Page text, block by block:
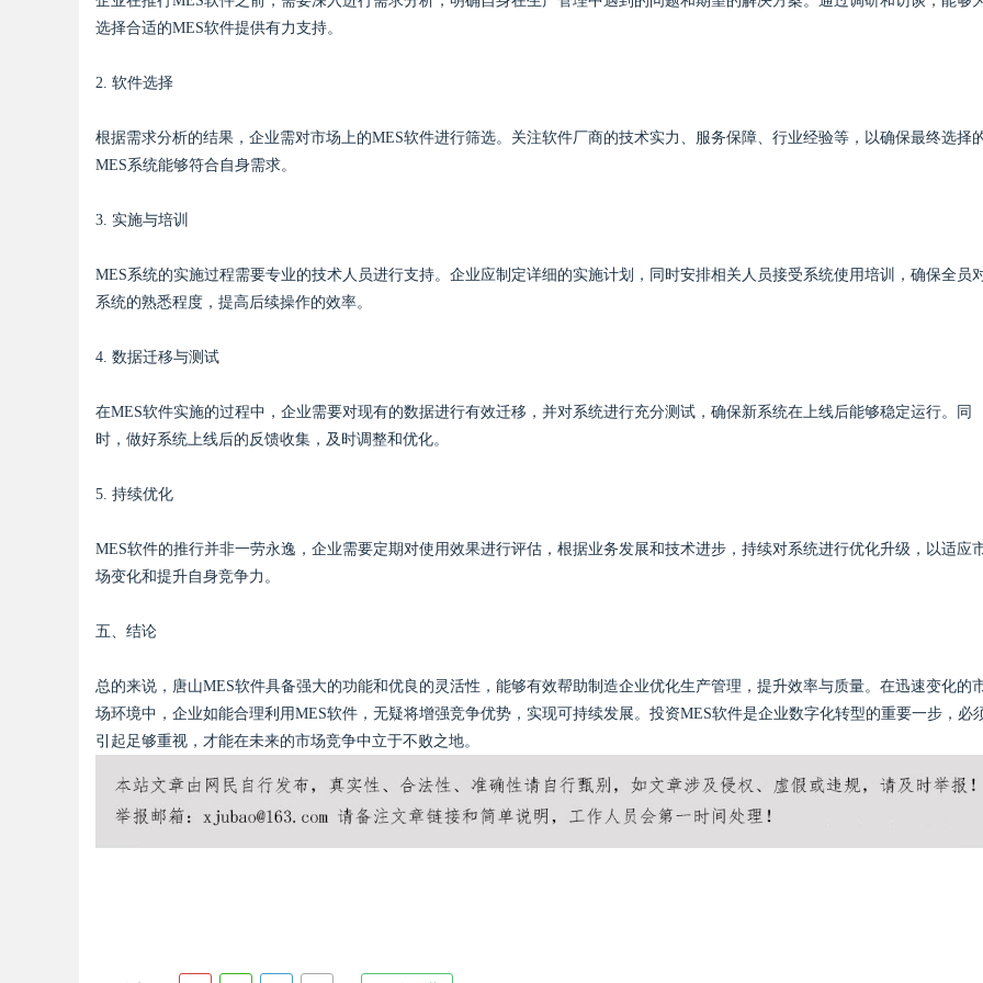
选择合适的MES软件提供有力支持。
2. 软件选择
根据需求分析的结果，企业需对市场上的MES软件进行筛选。关注软件厂商的技术实力、服务保障、行业经验等，以确保最终选择
MES系统能够符合自身需求。
3. 实施与培训
MES系统的实施过程需要专业的技术人员进行支持。企业应制定详细的实施计划，同时安排相关人员接受系统使用培训，确保全员
系统的熟悉程度，提高后续操作的效率。
4. 数据迁移与测试
在MES软件实施的过程中，企业需要对现有的数据进行有效迁移，并对系统进行充分测试，确保新系统在上线后能够稳定运行。同
时，做好系统上线后的反馈收集，及时调整和优化。
5. 持续优化
MES软件的推行并非一劳永逸，企业需要定期对使用效果进行评估，根据业务发展和技术进步，持续对系统进行优化升级，以适应
场变化和提升自身竞争力。
五、结论
总的来说，唐山MES软件具备强大的功能和优良的灵活性，能够有效帮助制造企业优化生产管理，提升效率与质量。在迅速变化的
场环境中，企业如能合理利用MES软件，无疑将增强竞争优势，实现可持续发展。投资MES软件是企业数字化转型的重要一步，必
引起足够重视，才能在未来的市场竞争中立于不败之地。